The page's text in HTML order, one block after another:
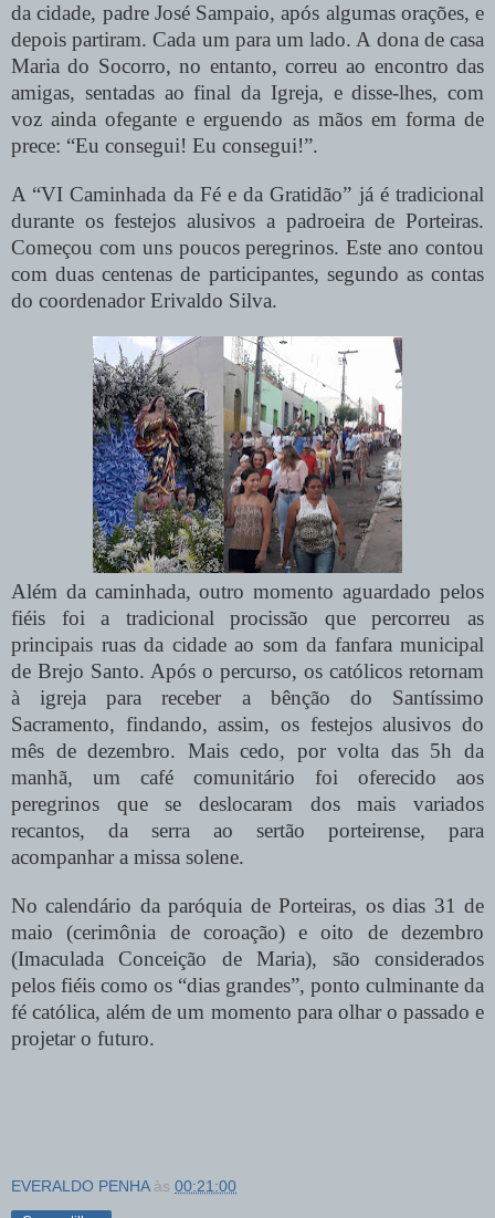
da cidade, padre José Sampaio, após algumas orações, e
depois partiram. Cada um para um lado. A dona de casa
Maria do Socorro, no entanto, correu ao encontro das
amigas, sentadas ao final da Igreja, e disse-lhes, com
voz ainda ofegante e erguendo as mãos em forma de
prece: “Eu consegui! Eu consegui!”.
A “VI Caminhada da Fé e da Gratidão” já é tradicional
durante os festejos alusivos a padroeira de Porteiras.
Começou com uns poucos peregrinos. Este ano contou
com duas centenas de participantes, segundo as contas
do coordenador Erivaldo Silva.
Além da caminhada, outro momento aguardado pelos
fiéis foi a tradicional procissão que percorreu as
principais ruas da cidade ao som da fanfara municipal
de Brejo Santo. Após o percurso, os católicos retornam
à igreja para receber a bênção do Santíssimo
Sacramento, findando, assim, os festejos alusivos do
mês de dezembro. Mais cedo, por volta das 5h da
manhã, um café comunitário foi oferecido aos
peregrinos que se deslocaram dos mais variados
recantos, da serra ao sertão porteirense, para
acompanhar a missa solene.
No calendário da paróquia de Porteiras, os dias 31 de
maio (cerimônia de coroação) e oito de dezembro
(Imaculada Conceição de Maria), são considerados
pelos fiéis como os “dias grandes”, ponto culminante da
fé católica, além de um momento para olhar o passado e
projetar o futuro.
EVERALDO PENHA às 00:21:00